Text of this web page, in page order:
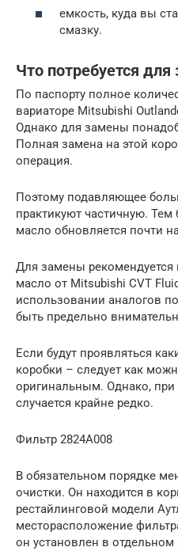
емкость, куда вы
смазку.
Что потребуется
По паспорту полное
вариаторе Mitsubishi
Однако для замены
Полная замена на этой
операция.
Поэтому подавляющее
практикуют частичную. Тем
масло обновляется почти
Для замены рекомендуется
масло от Mitsubishi CVT
использовании аналогов
быть предельно
Если будут проявляться
коробки – следует как
оригинальным. Однако,
случается крайне редко.
Фильтр 2824A008
В обязательном порядке
очистки. Он находится в
рестайлинговой модели
месторасположение
он установлен в